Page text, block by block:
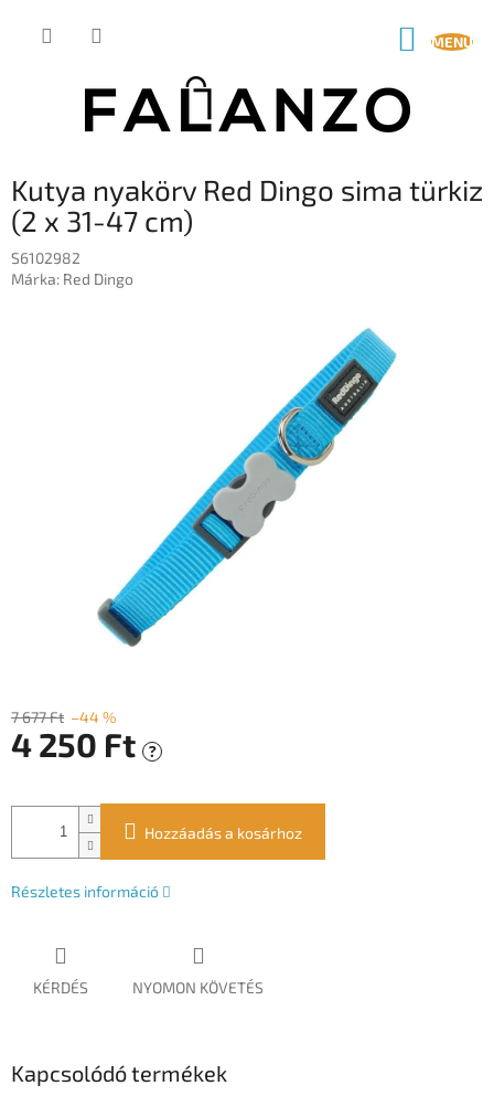
KOSÁR
Kutya nyakörv Red Dingo sima türkiz
(2 x 31-47 cm)
S6102982
Márka: Red Dingo
7 677 Ft –44 %
4 250 Ft ?
Hozzáadás a kosárhoz
Részletes információ
KÉRDÉS NYOMON KÖVETÉS
Kapcsolódó termékek